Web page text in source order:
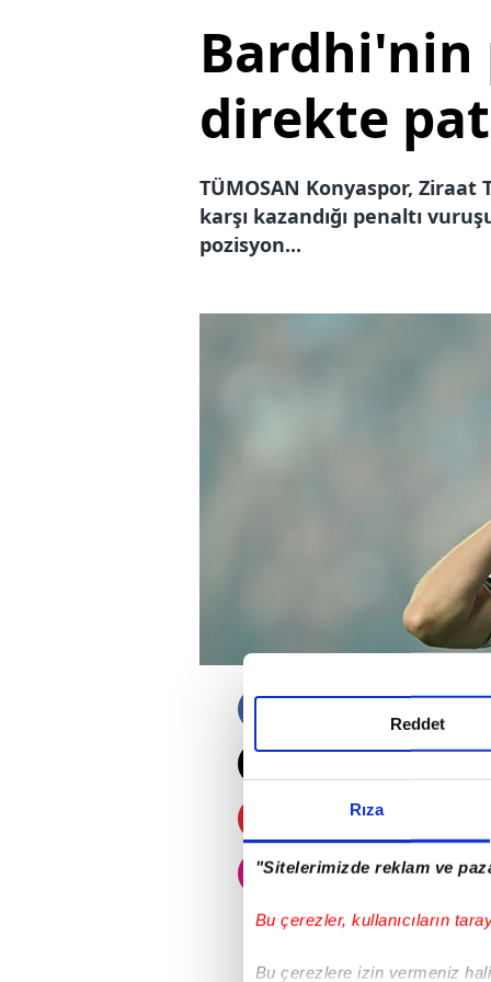
Rıza
"Sitelerimizde reklam ve
Bu çerezler, kullanıcıların
Bu çerezlere izin vermeniz
Reddet
Bardhi'nin
direkte
TÜMOSAN Konyaspor,
karşı kazandığı penaltı
pozisyon...
Ziraat Türkiye
Konyaspor
TÜMOSAN
geçen Enis
İŞTE O POZİSYON